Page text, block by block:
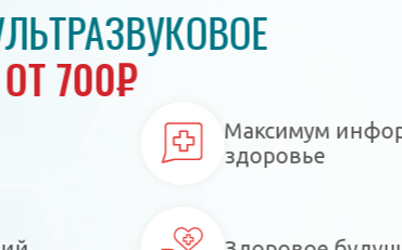
Максимум информации о